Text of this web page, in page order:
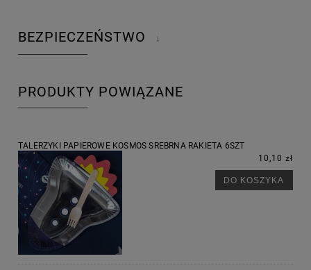
BEZPIECZEŃSTWO ↓
PRODUKTY POWIĄZANE
TALERZYKI PAPIEROWE KOSMOS SREBRNA RAKIETA 6SZT
10,10 zł
DO KOSZYKA